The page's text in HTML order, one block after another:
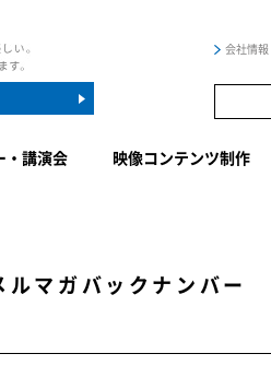
会社情報
・講演会 映像コンテンツ制作
ルマガバックナンバー